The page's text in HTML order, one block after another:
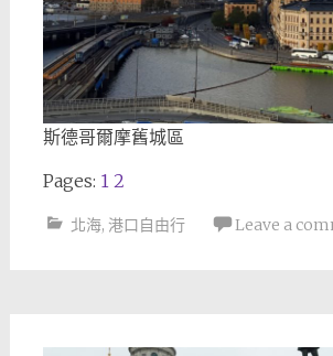
斯德哥爾摩舊城區
Pages: 1 2
北海, 港口自由行 Leave a